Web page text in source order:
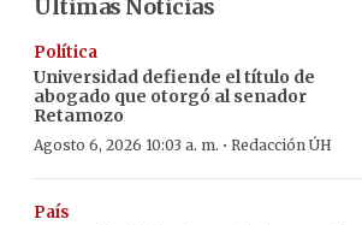
Últimas Noticias
Política
Universidad defiende el título de
abogado que otorgó al senador
Retamozo
Agosto 6, 2026 10:03 a. m. · Redacción ÚH
País